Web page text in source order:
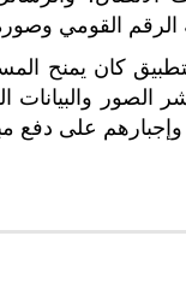
الرقم القومي
الصور
على دفع